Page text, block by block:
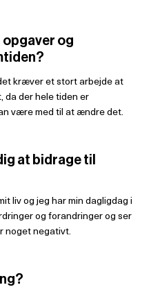
opgaver og
kræver et stort arbejde at
da der hele tiden er
være med til at ændre det.
at bidrage til
liv og jeg har min dagligdag i
og forandringer og ser
noget negativt.